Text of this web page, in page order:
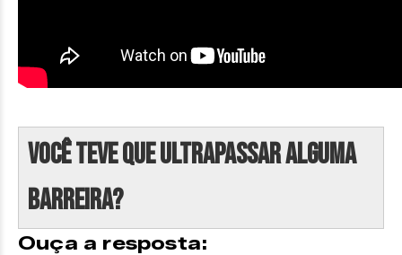
Você teve que ultrapassar alguma
barreira?
Ouça a resposta: